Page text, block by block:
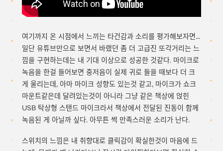
여기까지 온 시점에서 느끼는 타건감과 소리를 평가해보자면…
일단 유튜브만으로 보면서 바랬던 좀 더 고급진 또각거리는 느
낌을 구현하는데는 내 기대 이상으로 성공한 것같다. 마이크로
녹음을 한걸 들어보면 중저음이 실제 귀로 들을 때보다 더 크
게 울리는데, 아마 마이크 성향도 있는것 같고, 마이크가 쇼크
마운트같은데 달려있는것이 아니라 그냥 같은 책상에 얹힌
USB 탁상형 스탠드 마이크라서 책상에서 전달된 진동이 함께
녹음된 게 아닐까 싶다. 아무튼 썩 만족스러운 소리가 난다.
스위치의 느낌은 내 취향대로 클릭감이 확실한것이 마음에 드